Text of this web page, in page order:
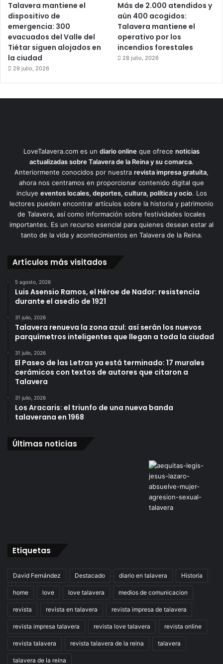
Talavera mantiene el
dispositivo de
emergencia: 300
evacuados del Valle del
Tiétar siguen alojados en
la ciudad
29 julio, 2026
Más de 2.000 atendidos y
aún 400 acogidos:
Talavera mantiene el
operativo por los
incendios forestales
28 julio, 2026
LoveTalavera.com es un diario online que ofrece noticias
actualizadas sobre Talavera de la Reina y su comarca.
Anteriormente conocidos por nuestra revista impresa gratuita,
ahora nos centramos en proporcionar contenido digital que
incluye eventos locales, deportes, cultura, política y ocio. Los
lectores pueden encontrar artículos sobre la historia y patrimonio
de Talavera, así como información sobre festividades locales
importantes. Es un recurso esencial para quienes desean estar al
tanto de la vida y acontecimientos en Talavera de la Reina.
Artículos más visitados
5 agosto, 2026
Luis Asensio Ramos, el Héroe de Nador: resistencia
durante el asedio de 1921
31 julio, 2026
Talavera renueva la zona azul: así serán los nuevos
parquímetros inteligentes que llegan a toda la ciudad
31 julio, 2026
El Paseo de las Letras ya está terminado: 17 murales
cerámicos con textos de autores que citaron a
Talavera
31 julio, 2026
Los Aracaris: el triunfo de una nueva banda
talaverana en 1968
Últimas noticias
Etiquetas
David Fernández Destacado diario en talavera Historia
home love love talavera medios de comunicacion
revista revista en talavera revista impresa de talavera
revista impresa talavera revista love talavera revista online
revista talavera revista talavera de la reina talavera
talavera de la reina